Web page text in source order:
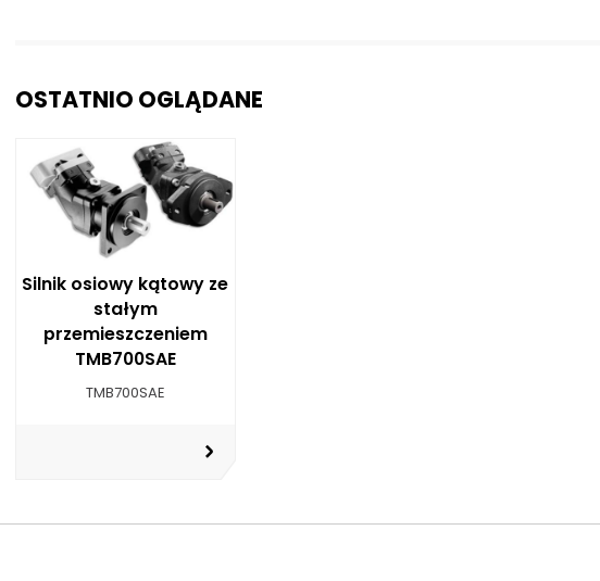
OSTATNIO OGLĄDANE
Silnik osiowy kątowy ze
stałym
przemieszczeniem
TMB700SAE
TMB700SAE